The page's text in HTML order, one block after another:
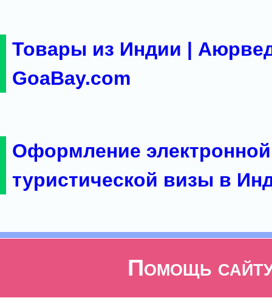
Товары из Индии |
GoaBay.com
Оформление электронной
туристической визы в
Помощь